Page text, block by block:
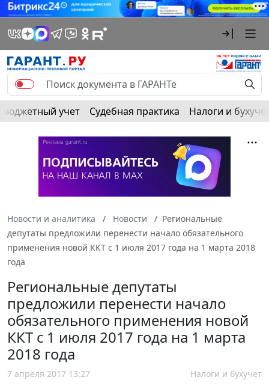
Бюджетный учет Судебная практика Налоги и
Новости и аналитика Новости
Региональные
депутаты предложили перенести начало обязательного
применения новой ККТ с 1 июля 2017 года на 1 марта 2018
года
Региональные депутаты
предложили перенести начало
обязательного применения новой
ККТ с 1 июля 2017 года на 1 марта
2018 года
7 апреля 2017 13:27 Налоги и бухучет